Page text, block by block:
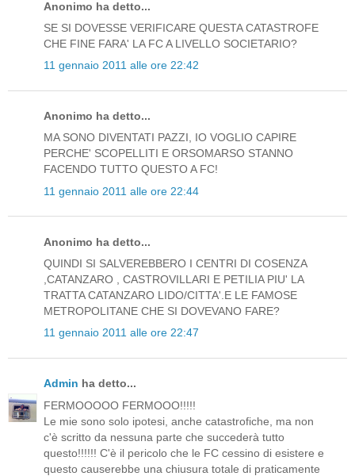
Anonimo ha detto...
SE SI DOVESSE VERIFICARE QUESTA CATASTROFE
CHE FINE FARA' LA FC A LIVELLO SOCIETARIO?
11 gennaio 2011 alle ore 22:42
Anonimo ha detto...
MA SONO DIVENTATI PAZZI, IO VOGLIO CAPIRE
PERCHE' SCOPELLITI E ORSOMARSO STANNO
FACENDO TUTTO QUESTO A FC!
11 gennaio 2011 alle ore 22:44
Anonimo ha detto...
QUINDI SI SALVEREBBERO I CENTRI DI COSENZA
,CATANZARO , CASTROVILLARI E PETILIA PIU' LA
TRATTA CATANZARO LIDO/CITTA'.E LE FAMOSE
METROPOLITANE CHE SI DOVEVANO FARE?
11 gennaio 2011 alle ore 22:47
Admin ha detto...
FERMOOOOO FERMOOO!!!!!
Le mie sono solo ipotesi, anche catastrofiche, ma non
c'è scritto da nessuna parte che succederà tutto
questo!!!!!! C'è il pericolo che le FC cessino di esistere e
questo causerebbe una chiusura totale di praticamente